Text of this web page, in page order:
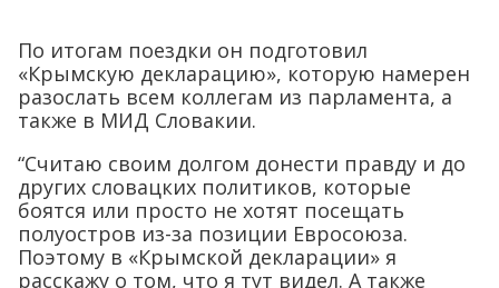
По итогам поездки он подготовил
«Крымскую декларацию», которую намерен
разослать всем коллегам из парламента, а
также в МИД Словакии.
“Считаю своим долгом донести правду и до
других словацких политиков, которые
боятся или просто не хотят посещать
полуостров из-за позиции Евросоюза.
Поэтому в «Крымской декларации» я
расскажу о том, что я тут видел. А также